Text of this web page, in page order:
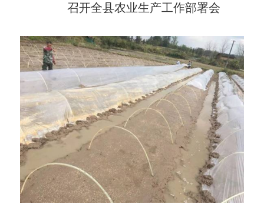
召开全县农业生产工作部署会